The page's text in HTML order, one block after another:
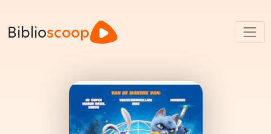
Biblioscoop